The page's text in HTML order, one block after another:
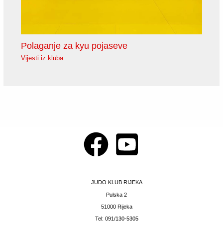
Polaganje za kyu pojaseve
Vijesti iz kluba
JUDO KLUB RIJEKA
Pulska 2
51000 Rijeka
Tel: 091/130-5305